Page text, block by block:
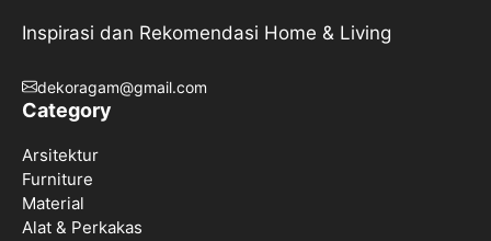
Inspirasi dan Rekomendasi Home & Living
dekoragam@gmail.com
Category
Arsitektur
Furniture
Material
Alat & Perkakas